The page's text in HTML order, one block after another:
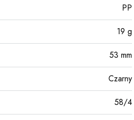
PP
19 g
53 mm
Czarny
58/4